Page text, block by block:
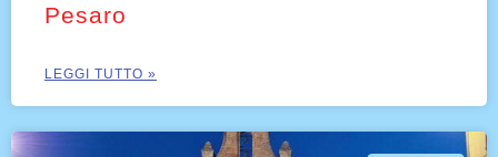
Pesaro
LEGGI TUTTO »